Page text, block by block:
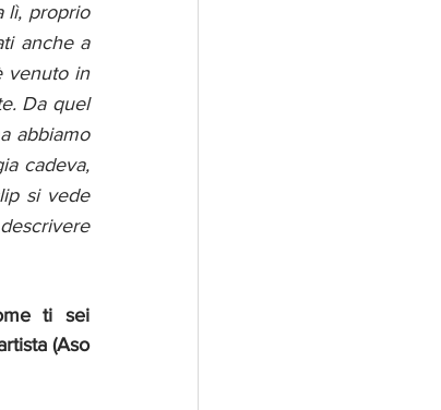
lì, proprio
anche a
venuto in
Da quel
abbiamo
cadeva,
si vede
ti sei
(Aso